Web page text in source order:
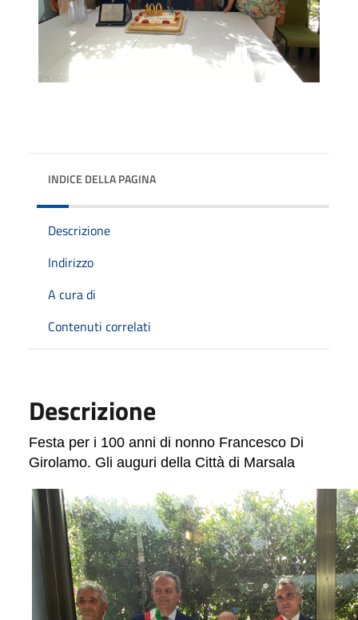
INDICE DELLA PAGINA
Descrizione
Indirizzo
A cura di
Contenuti correlati
Descrizione
Festa per i 100 anni di nonno Francesco Di
Girolamo. Gli auguri della Città di Marsala